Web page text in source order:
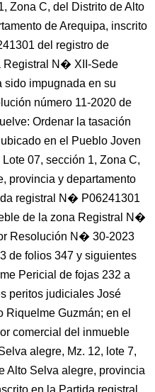
Zona C, del Distrito de Alto
de Arequipa, inscrito
del registro de
Registral N� XII-Sede
sido impugnada en su
número 11-2020 de
Ordenar la tasación
en el Pueblo Joven
07, sección 1, Zona C,
provincia y departamento
registral N� P06241301
de la zona Registral N�
Resolución N� 30-2023
de folios 347 y siguientes
Pericial de fojas 232 a
peritos judiciales José
Guzmán; en el
comercial del inmueble
alegre, Mz. 12, lote 7,
Alto Selva alegre, provincia
en la Partida registral